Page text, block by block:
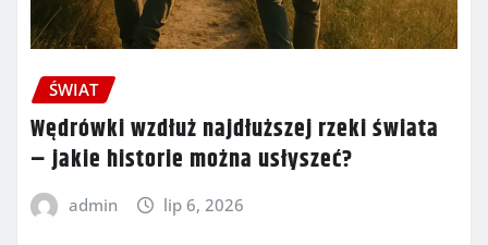
ŚWIAT
Wędrówki wzdłuż najdłuższej rzeki świata
– jakie historie można usłyszeć?
admin lip 6, 2026